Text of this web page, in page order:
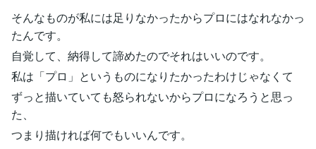
そんなものが私には足りなかったからプロにはなれなかっ
たんです。
自覚して、納得して諦めたのでそれはいいのです。
私は「プロ」というものになりたかったわけじゃなくて
ずっと描いていても怒られないからプロになろうと思っ
た、
つまり描ければ何でもいいんです。